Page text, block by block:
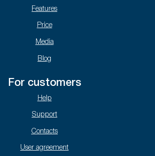
Features
Price
Media
Blog
For customers
Help
Support
Contacts
User agreement